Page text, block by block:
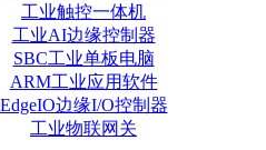
工业触控一体机
工业AI边缘控制器
SBC工业单板电脑
ARM工业应用软件
EdgeIO边缘I/O控制器
工业物联网关